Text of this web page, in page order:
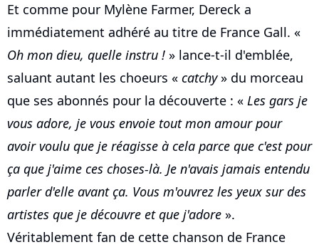
Et comme pour Mylène Farmer, Dereck a
immédiatement adhéré au titre de France Gall. «
Oh mon dieu, quelle instru ! » lance-t-il d'emblée,
saluant autant les choeurs « catchy» du morceau
que ses abonnés pour la découverte : « Les gars je
vous adore, je vous envoie tout mon amour pour
avoir voulu que je réagisse à cela parce que c'est pour
ça que j'aime ces choses-là. Je n'avais jamais entendu
parler d'elle avant ça. Vous m'ouvrez les yeux sur des
artistes que je découvre et que j'adore ».
Véritablement fan de cette chanson de France